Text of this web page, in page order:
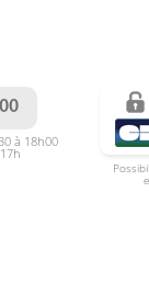
à 18h00